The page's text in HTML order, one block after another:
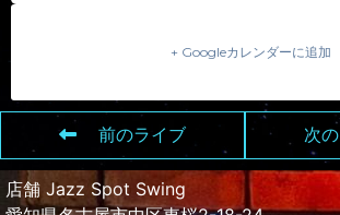
+ Googleカレンダーに追加
前のライブ 次
店舗 Jazz Spot Swing